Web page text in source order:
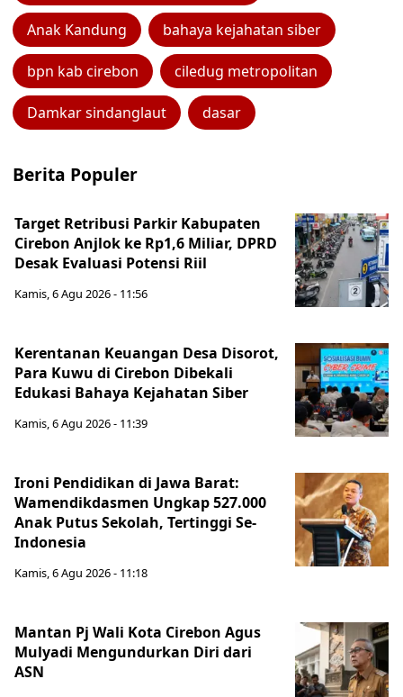
Anak Kandung bahaya kejahatan siber
bpn kab cirebon ciledug metropolitan
Damkar sindanglaut dasar
Berita Populer
Target Retribusi Parkir Kabupaten
Cirebon Anjlok ke Rp1,6 Miliar, DPRD
Desak Evaluasi Potensi Riil
Kamis, 6 Agu 2026 - 11:56
Kerentanan Keuangan Desa Disorot,
Para Kuwu di Cirebon Dibekali
Edukasi Bahaya Kejahatan Siber
Kamis, 6 Agu 2026 - 11:39
Ironi Pendidikan di Jawa Barat:
Wamendikdasmen Ungkap 527.000
Anak Putus Sekolah, Tertinggi Se-
Indonesia
Kamis, 6 Agu 2026 - 11:18
Mantan Pj Wali Kota Cirebon Agus
Mulyadi Mengundurkan Diri dari
ASN